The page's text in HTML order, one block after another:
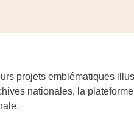
projets emblématiques
nationales, la